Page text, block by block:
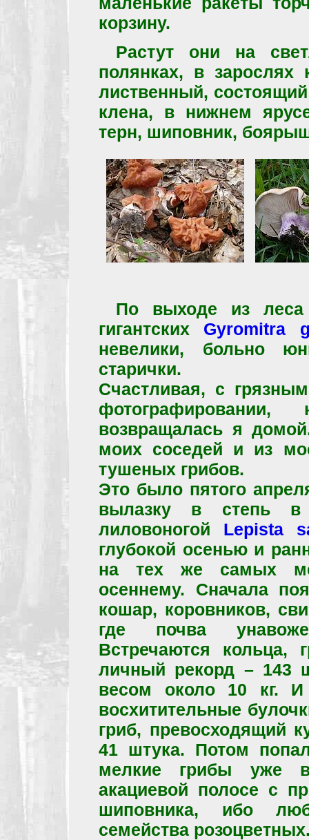
корзину.
Растут они на
полянках, в зарослях
лиственный, состоящий
клена, в нижнем
терн, шиповник,
По выходе из
гигантских
невелики, больно
старички.
Счастливая, с
возвращалась я
моих соседей и из
тушеных грибов.
Это было пятого
вылазку в степь в
лиловоногой
глубокой осенью и
на тех же самых
осеннему. Сначала
кошар, коровников,
где почва
Встречаются
личный рекорд – 143
весом около 10 кг.
восхитительные
гриб, превосходящий
41 штука. Потом
мелкие грибы уже
акациевой полосе с
шиповника, ибо
семейства